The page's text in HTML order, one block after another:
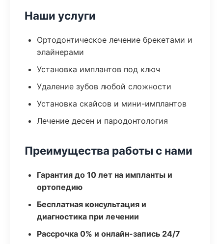
Наши услуги
Ортодонтическое лечение брекетами и
элайнерами
Установка имплантов под ключ
Удаление зубов любой сложности
Установка скайсов и мини-имплантов
Лечение десен и пародонтология
Преимущества работы с нами
Гарантия до 10 лет на импланты и
ортопедию
Бесплатная консультация и
диагностика при лечении
Рассрочка 0% и онлайн-запись 24/7